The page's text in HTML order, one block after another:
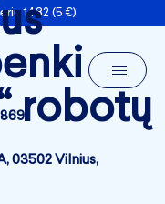
1482 (5 €)
robotų
03502 Vilnius,